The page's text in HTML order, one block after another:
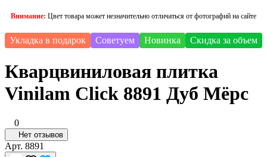
Внимание: Цвет товара может незначительно отличаться от фотографий на сайте
Укладка в подарок Советуем Новинка Скидка за объем
Кварцвиниловая плитка
Vinilam Click 8891 Дуб Мёрс
0
Нет отзывов
Арт. 8891